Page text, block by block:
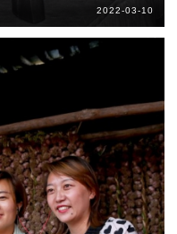
2022-03-10